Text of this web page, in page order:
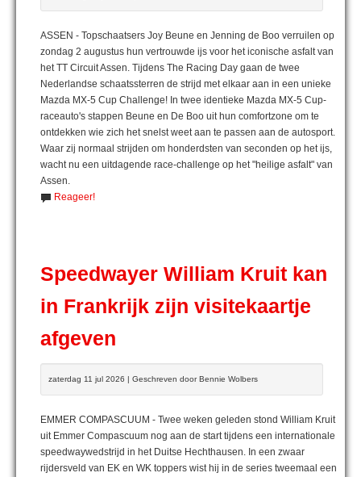
ASSEN - Topschaatsers Joy Beune en Jenning de Boo verruilen op
zondag 2 augustus hun vertrouwde ijs voor het iconische asfalt van
het TT Circuit Assen. Tijdens The Racing Day gaan de twee
Nederlandse schaatssterren de strijd met elkaar aan in een unieke
Mazda MX-5 Cup Challenge! In twee identieke Mazda MX-5 Cup-
raceauto's stappen Beune en De Boo uit hun comfortzone om te
ontdekken wie zich het snelst weet aan te passen aan de autosport.
Waar zij normaal strijden om honderdsten van seconden op het ijs,
wacht nu een uitdagende race-challenge op het "heilige asfalt" van
Assen.
Reageer!
Speedwayer William Kruit kan
in Frankrijk zijn visitekaartje
afgeven
zaterdag 11 jul 2026 | Geschreven door Bennie Wolbers
EMMER COMPASCUUM - Twee weken geleden stond William Kruit
uit Emmer Compascuum nog aan de start tijdens een internationale
speedwaywedstrijd in het Duitse Hechthausen. In een zwaar
rijdersveld van EK en WK toppers wist hij in de series tweemaal een